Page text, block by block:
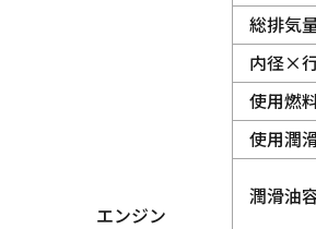
エンジン
総排気
内径×
使用燃
使用潤
潤滑油